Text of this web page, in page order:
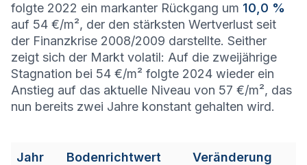
folgte 2022 ein markanter Rückgang um 10,0 %
auf 54 €/m², der den stärksten Wertverlust seit
der Finanzkrise 2008/2009 darstellte. Seither
zeigt sich der Markt volatil: Auf die zweijährige
Stagnation bei 54 €/m² folgte 2024 wieder ein
Anstieg auf das aktuelle Niveau von 57 €/m², das
nun bereits zwei Jahre konstant gehalten wird.
Jahr Bodenrichtwert Veränderung